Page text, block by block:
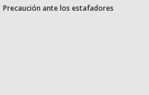
Precaución ante los estafadores